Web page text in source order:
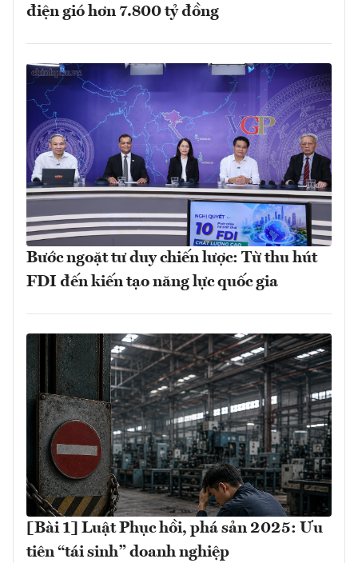
điện gió hơn 7.800 tỷ đồng
Bước ngoặt tư duy chiến lược: Từ thu hút
FDI đến kiến tạo năng lực quốc gia
[Bài 1] Luật Phục hồi, phá sản 2025: Ưu
tiên “tái sinh” doanh nghiệp